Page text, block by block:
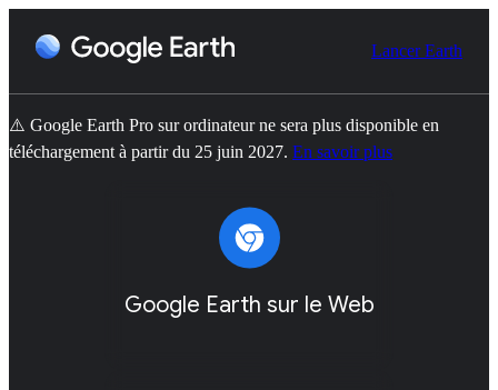
Lancer Earth
⚠️ Google Earth Pro sur ordinateur ne sera plus disponible en
téléchargement à partir du 25 juin 2027. En savoir plus
Google Earth sur le Web